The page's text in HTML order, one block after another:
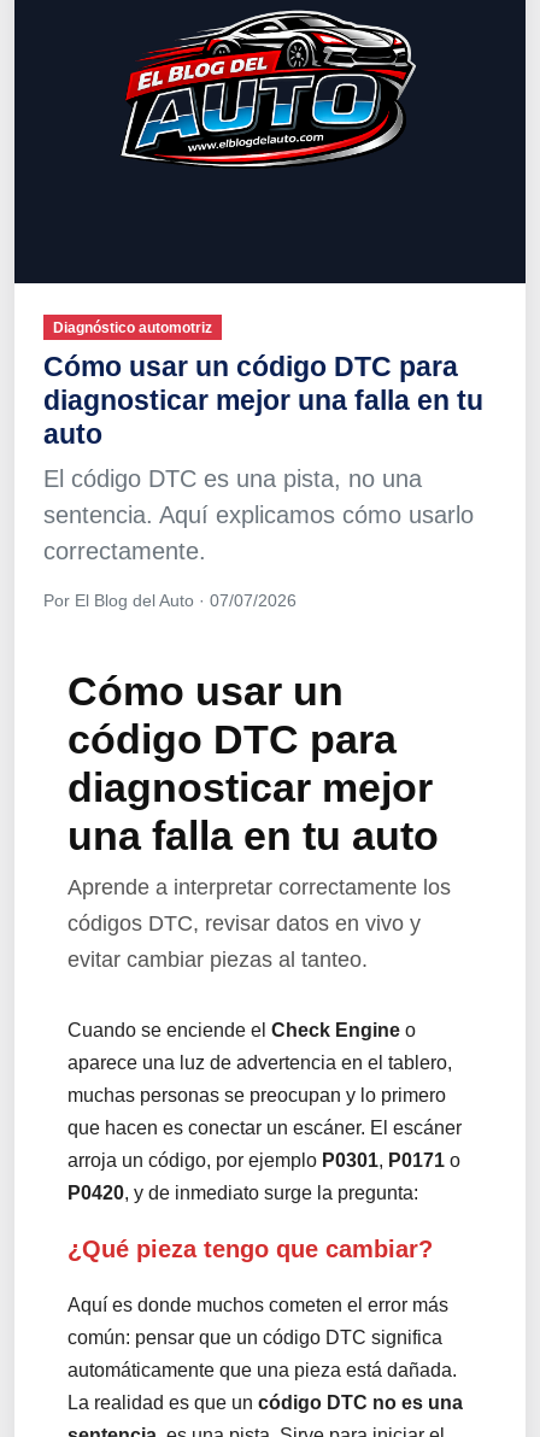
Diagnóstico automotriz
Cómo usar un código DTC para
diagnosticar mejor una falla en tu
auto
El código DTC es una pista, no una
sentencia. Aquí explicamos cómo usarlo
correctamente.
Por El Blog del Auto · 07/07/2026
Cómo usar un
código DTC para
diagnosticar mejor
una falla en tu auto
Aprende a interpretar correctamente los
códigos DTC, revisar datos en vivo y
evitar cambiar piezas al tanteo.
Cuando se enciende el Check Engine o
aparece una luz de advertencia en el tablero,
muchas personas se preocupan y lo primero
que hacen es conectar un escáner. El escáner
arroja un código, por ejemplo P0301, P0171 o
P0420, y de inmediato surge la pregunta:
¿Qué pieza tengo que cambiar?
Aquí es donde muchos cometen el error más
común: pensar que un código DTC significa
automáticamente que una pieza está dañada.
La realidad es que un código DTC no es una